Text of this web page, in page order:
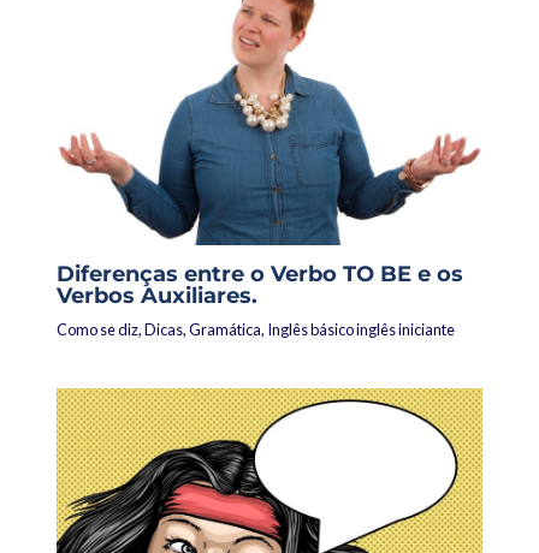
Diferenças entre o Verbo TO BE e os
Verbos Auxiliares.
Como se diz,Dicas,Gramática, Inglês básico inglês iniciante